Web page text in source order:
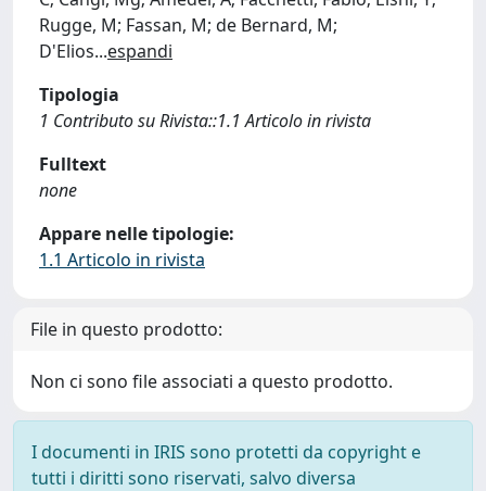
Rugge, M; Fassan, M; de Bernard, M;
D'Elios...espandi
Tipologia
1 Contributo su Rivista::1.1 Articolo in rivista
Fulltext
none
Appare nelle tipologie:
1.1 Articolo in rivista
File in questo prodotto:
Non ci sono file associati a questo prodotto.
I documenti in IRIS sono protetti da copyright e
tutti i diritti sono riservati, salvo diversa